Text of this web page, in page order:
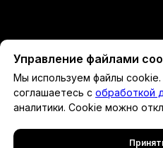
Политика защиты и обработки
Пользовательское
Управление файлами
Мы используем файлы cookie.
соглашаетесь с обработкой
аналитики. Cookie можно